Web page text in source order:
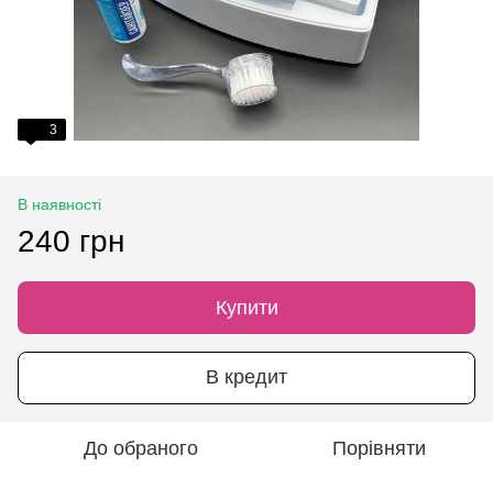
3
В наявності
240 грн
Купити
В кредит
До обраного Порівняти